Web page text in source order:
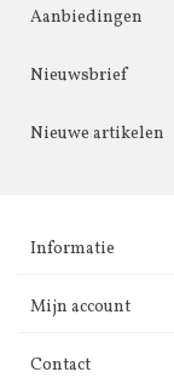
Aanbiedingen
Nieuwsbrief
Nieuwe artikelen
Informatie
Mijn account
Contact